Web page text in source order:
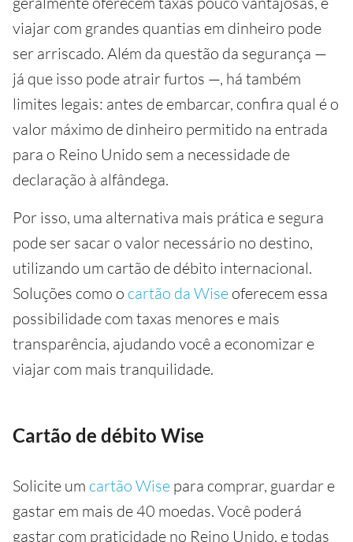
viajar com grandes quantias em dinheiro pode
ser arriscado. Além da questão da segurança —
já que isso pode atrair furtos —, há também
limites legais: antes de embarcar, confira qual é o
valor máximo de dinheiro permitido na entrada
para o Reino Unido sem a necessidade de
declaração à alfândega.
Por isso, uma alternativa mais prática e segura
pode ser sacar o valor necessário no destino,
utilizando um cartão de débito internacional.
Soluções como o cartão da Wise oferecem essa
possibilidade com taxas menores e mais
transparência, ajudando você a economizar e
viajar com mais tranquilidade.
Cartão de débito Wise
Solicite um cartão Wise para comprar, guardar e
gastar em mais de 40 moedas. Você poderá
gastar com praticidade no Reino Unido, e todas